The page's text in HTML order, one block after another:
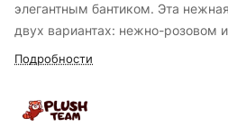
элегантным бантиком. Эта
двух вариантах: нежно-розовом
Кучерявый мишка станет
он подходит для детей всех
Подробности